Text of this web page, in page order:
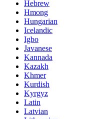
Hebrew
Hmong
Hungarian
Icelandic
Igbo
Javanese
Kannada
Kazakh
Khmer
Kurdish
Kyrgyz
Latin
Latvian